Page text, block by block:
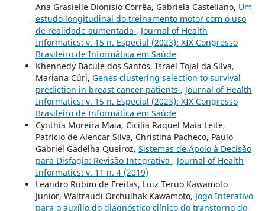
Ana Grasielle Dionisio Corrêa, Gabriela Castellano, Um
estudo longitudinal do treinamento motor com o uso
de realidade aumentada , Journal of Health
Informatics: v. 15 n. Especial (2023): XIX Congresso
Brasileiro de Informática em Saúde
Khennedy Bacule dos Santos, Israel Tojal da Silva,
Mariana Cúri, Genes clustering selection to survival
prediction in breast cancer patients , Journal of Health
Informatics: v. 15 n. Especial (2023): XIX Congresso
Brasileiro de Informática em Saúde
Cynthia Moreira Maia, Cicilia Raquel Maia Leite,
Patrício de Alencar Silva, Christina Pacheco, Paulo
Gabriel Gadelha Queiroz, Sistemas de Apoio à Decisão
para Disfagia: Revisão Integrativa , Journal of Health
Informatics: v. 11 n. 4 (2019)
Leandro Rubim de Freitas, Luiz Teruo Kawamoto
Junior, Waltraudi Orchulhak Kawamoto, Jogo Interativo
para o auxílio do diagnóstico clínico do transtorno do